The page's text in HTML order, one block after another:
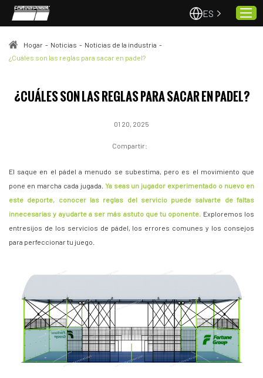
Pistas de pádel
Sobre nosotros
Noticias
Contacto
ES
Hogar - Noticias - Noticias de la industria -
¿Cuáles son las reglas para sacar en padel?
¿CUÁLES SON LAS REGLAS PARA SACAR EN PADEL?
01 20, 2025
Compartir:
El saque en el pádel a menudo se subestima, pero es el movimiento que
pone en marcha cada jugada. Ya seas un jugador experimentado o nuevo en
este deporte, conocer las reglas del servicio puede salvarte de faltas
innecesarias y ayudarte a ser más astuto que tu oponente. Exploremos los
entresijos de los servicios de pádel, los errores comunes y los consejos
para perfeccionar tu juego.